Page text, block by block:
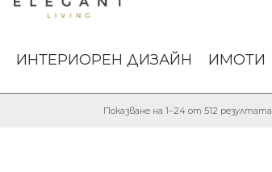
ИНТЕРИОРЕН ДИЗАЙН ИМОТИ
Показване на 1–24 от 512 резултата